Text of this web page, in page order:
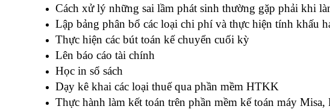
Cách xử lý những sai lầm phát sinh thường gặp phải khi
Lập bảng phân bổ các loại chi phí và thực hiện tính khấu
Thực hiện các bút toán kế chuyển cuối kỳ
Lên báo cáo tài chính
Học in sổ sách
Dạy kê khai các loại thuế qua phần mềm HTKK
Thực hành làm kết toán trên phần mềm kế toán máy Misa,